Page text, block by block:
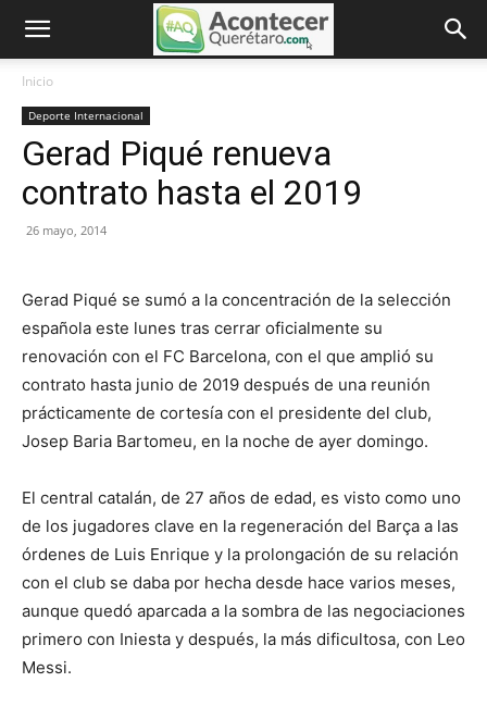
Inicio
Deporte Internacional
Gerad Piqué renueva
contrato hasta el 2019
26 mayo, 2014
Gerad Piqué se sumó a la concentración de la selección
española este lunes tras cerrar oficialmente su
renovación con el FC Barcelona, con el que amplió su
contrato hasta junio de 2019 después de una reunión
prácticamente de cortesía con el presidente del club,
Josep Baria Bartomeu, en la noche de ayer domingo.
El central catalán, de 27 años de edad, es visto como uno
de los jugadores clave en la regeneración del Barça a las
órdenes de Luis Enrique y la prolongación de su relación
con el club se daba por hecha desde hace varios meses,
aunque quedó aparcada a la sombra de las negociaciones
primero con Iniesta y después, la más dificultosa, con Leo
Messi.